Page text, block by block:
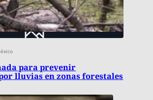
para prevenir
lluvias en zonas forestales